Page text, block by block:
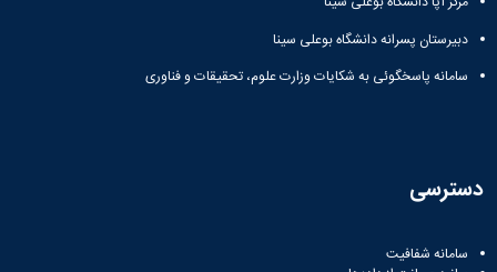
دبیرستان پسرانه دانشگاه بوعلی سینا
سامانه پاسخگوئی به شکایات وزارت علوم، تحقیقات و فناوری
دسترسی
سامانه شفافیت